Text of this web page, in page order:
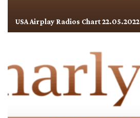
USA Airplay Radios Chart 22.05.2022